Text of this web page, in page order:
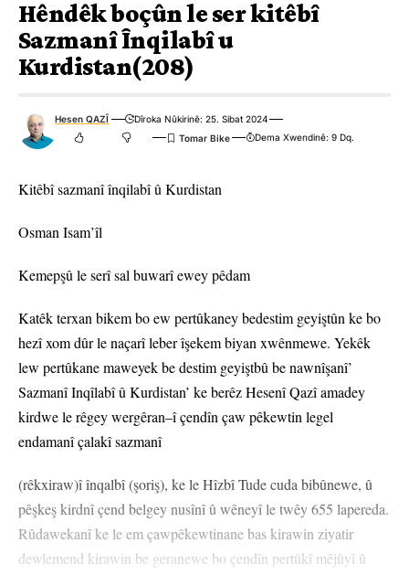
Hêndêk boçûn le ser kitêbî
Sazmanî Înqilabî u
Kurdistan(208)
Hesen QAZÎ
Dîroka Nûkirinê: 25. Sibat 2024
Dema Xwendinê: 9 Dq.
Kitêbî sazmanî înqilabî û Kurdistan
Osman Isam’îl
Kemepşû le serî sal buwarî ewey pêdam
Katêk terxan bikem bo ew pertûkaney bedestim geyiştûn ke bo
hezî xom dûr le naçarî leber îşekem biyan xwênmewe. Yekêk
lew pertûkane maweyek be destim geyiştbû be nawnîşanî’
Sazmanî Inqîlabî û Kurdistan’ ke berêz Hesenî Qazî amadey
kirdwe le rêgey wergêran–î çendîn çaw pêkewtin legel
endamanî çalakî sazmanî
(rêkxiraw)î înqalbî (şoriş), ke le Hîzbî Tude cuda bibûnewe, û
pêşkeş kirdnî çend belgey nusînî û wêneyî le twêy 655 lapereda.
Rûdawekanî ke le em çawpêkewtinane bas kirawin ziyatir
dewlemend kirawin be geranewe bo çendîn pertûkî mêjûyî û